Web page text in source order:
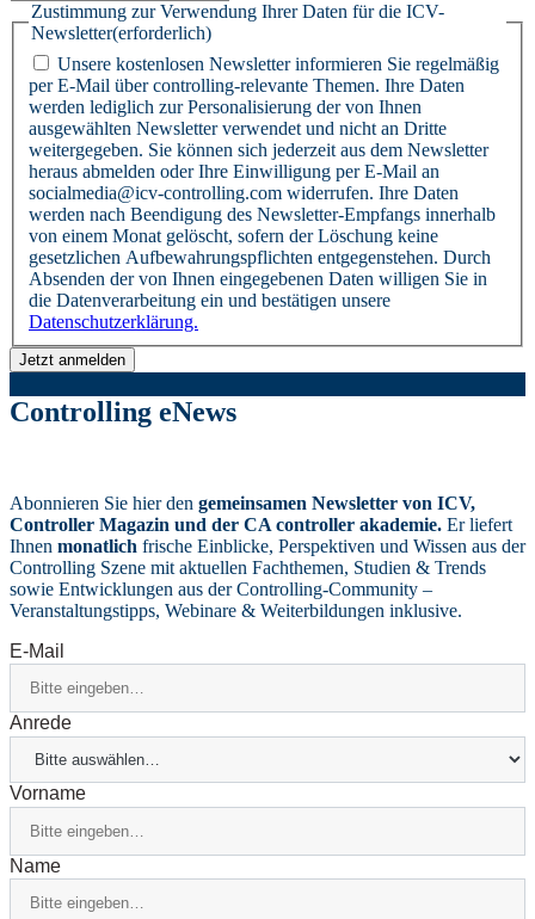
Zustimmung zur Verwendung Ihrer Daten für die ICV-
Newsletter(erforderlich)
Unsere kostenlosen Newsletter informieren Sie regelmäßig
per E-Mail über controlling-relevante Themen. Ihre Daten
werden lediglich zur Personalisierung der von Ihnen
ausgewählten Newsletter verwendet und nicht an Dritte
weitergegeben. Sie können sich jederzeit aus dem Newsletter
heraus abmelden oder Ihre Einwilligung per E-Mail an
socialmedia@icv-controlling.com widerrufen. Ihre Daten
werden nach Beendigung des Newsletter-Empfangs innerhalb
von einem Monat gelöscht, sofern der Löschung keine
gesetzlichen Aufbewahrungspflichten entgegenstehen. Durch
Absenden der von Ihnen eingegebenen Daten willigen Sie in
die Datenverarbeitung ein und bestätigen unsere
Datenschutzerklärung.
Controlling eNews
Abonnieren Sie hier den gemeinsamen Newsletter von ICV,
Controller Magazin und der CA controller akademie. Er liefert
Ihnen monatlich frische Einblicke, Perspektiven und Wissen aus der
Controlling Szene mit aktuellen Fachthemen, Studien & Trends
sowie Entwicklungen aus der Controlling-Community –
Veranstaltungstipps, Webinare & Weiterbildungen inklusive.
E-Mail
Anrede
Vorname
Name